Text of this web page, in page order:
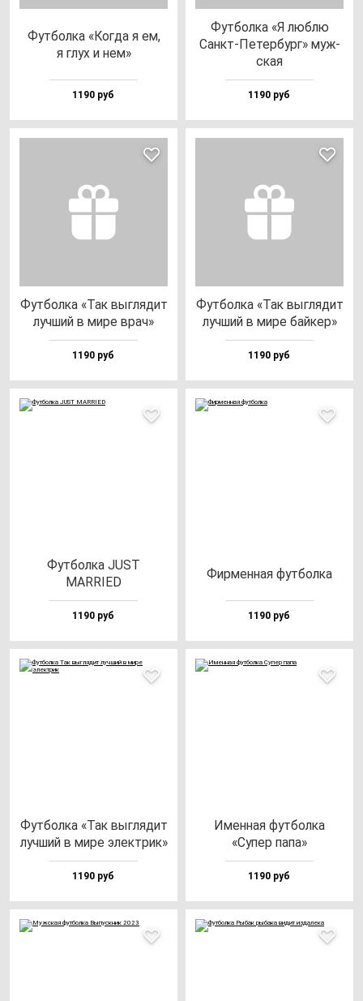
Фут­бол­ка «Ког­да я ем,
я глух и нем»
1190 руб
Фут­бол­ка «Я люб­лю
Санкт-Петер­бург» муж­
ская
1190 руб
Фут­бол­ка «Так выг­ля­дит
луч­ший в ми­ре врач»
1190 руб
Фут­бол­ка «Так выг­ля­дит
луч­ший в ми­ре бай­кер»
1190 руб
Фут­бол­ка JUST
MARRIED
1190 руб
Фир­мен­ная фут­бол­ка
1190 руб
Фут­бол­ка «Так выг­ля­дит
луч­ший в ми­ре элек­трик»
1190 руб
Имен­ная фут­бол­ка
«Супер па­па»
1190 руб